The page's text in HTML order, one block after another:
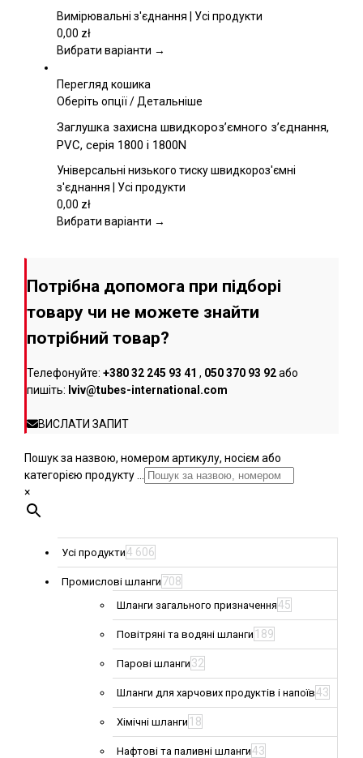
Параметри
вибрати
сторінці
товару
Вимірювальні з'єднання | Усі продукти
0,00 zł
Вибрати варіанти →
Перегляд кошика
Оберіть опціїЦей
має
кілька
варіантів.
Параметри
вибрати
/Детальніше
Заглушка захисна швидкороз’ємного з’єднання,
PVC, серія 1800 і 1800N
Універсальні низького тиску швидкороз'ємні
з'єднання | Усі продукти
0,00 zł
Вибрати варіанти →
Потрібна допомога при підборі
товару чи не можете знайти
потрібний товар?
Телефонуйте: +380 32 245 93 41 , 050 370 93 92або
пишіть: lviv@tubes-international.com
ВИСЛАТИ ЗАПИТ
Пошук за назвою, номером артикулу, носієм або
категорією продукту ...
×
Усі продукти4 606
Промислові шланги 708
Шланги загального призначення45
Повітряні та водяні шланги 189
Парові шланги 32
Шланги для харчових продуктів і напоїв43
Хімічні шланги 18
Нафтові та паливні шланги43